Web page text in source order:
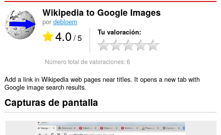
Wikipedia to Google Images
por debloem
4.0/ 5 Tu valoración
Número total de valoraciones:6
Add a link in Wikipedia web pages near titles. It opens a new tab with
Google image search results.
Capturas de pantalla